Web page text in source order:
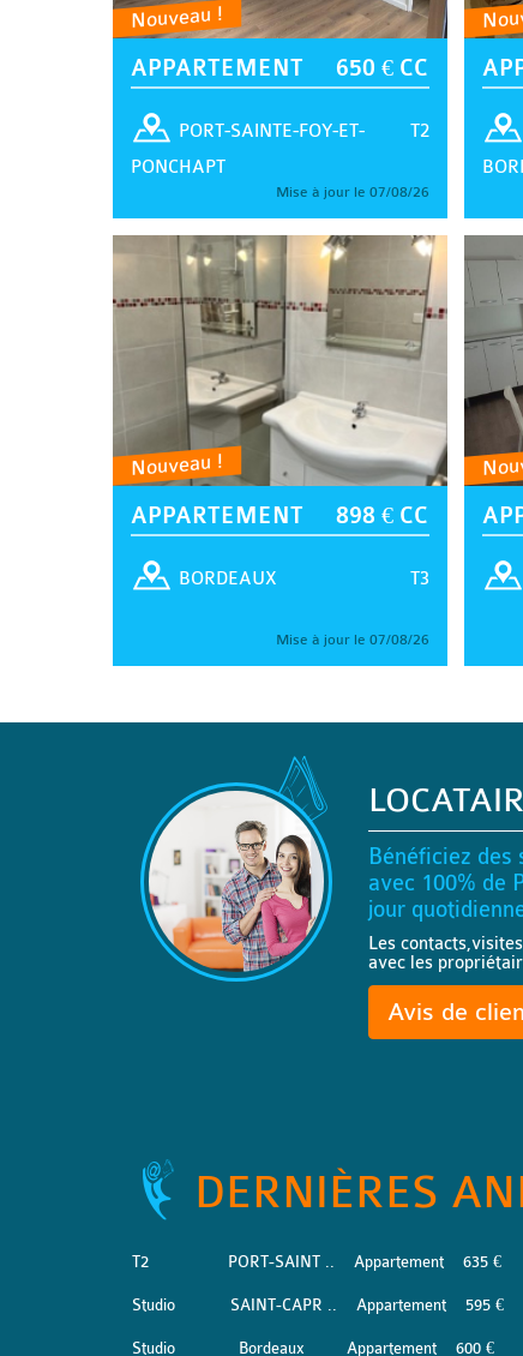
Nouveau !
APPARTEMENT 650 € CC
T2
PORT-SAINTE-FOY-ET-
PONCHAPT
Mise à jour le 07/08/26
Nouveau !
APPARTEMENT 898 € CC
T3
BORDEAUX
Mise à jour le 07/08/26
Bénéficiez
avec 100% de
jour
Les
avec les
Avis de
DERNIÈRES
T2 PORT-SAINT .. Appartement 635 €
Studio SAINT-CAPR .. Appartement 595 €
Studio Bordeaux Appartement 600 €